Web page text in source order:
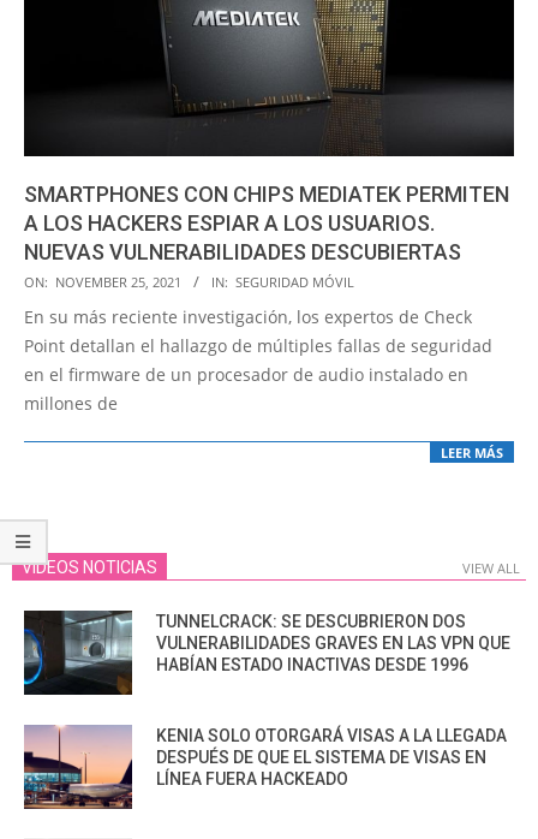
SMARTPHONES CON CHIPS MEDIATEK PERMITEN
A LOS HACKERS ESPIAR A LOS USUARIOS.
NUEVAS VULNERABILIDADES DESCUBIERTAS
2021-
11-
25
ON: NOVEMBER 25, 2021 IN: SEGURIDAD MÓVIL
En su más reciente investigación, los expertos de Check
Point detallan el hallazgo de múltiples fallas de seguridad
en el firmware de un procesador de audio instalado en
millones de
LEER MÁS
VIDEOS NOTICIAS VIEW ALL
TUNNELCRACK: SE DESCUBRIERON DOS
VULNERABILIDADES GRAVES EN LAS VPN QUE
HABÍAN ESTADO INACTIVAS DESDE 1996
KENIA SOLO OTORGARÁ VISAS A LA LLEGADA
DESPUÉS DE QUE EL SISTEMA DE VISAS EN
LÍNEA FUERA HACKEADO